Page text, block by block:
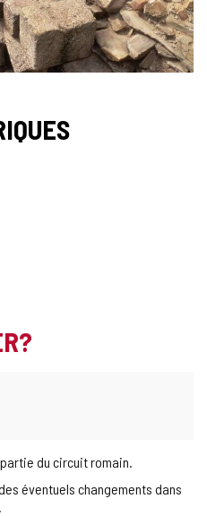
du circuit romain.
éventuels changements dans